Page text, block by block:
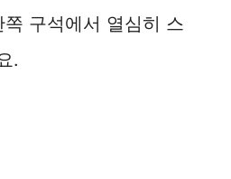
V
구석에서 열심히 스
.